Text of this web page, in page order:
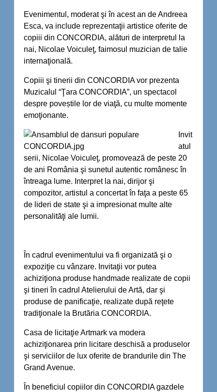
Evenimentul, moderat şi în acest an de Andreea
Esca, va include reprezentaţii artistice oferite de
copiii din CONCORDIA, alături de interpretul la
nai, Nicolae Voiculeţ, faimosul muzician de talie
internaţională.
Copiii şi tinerii din CONCORDIA vor prezenta
Muzicalul “Ţara CONCORDIA”, un spectacol
despre poveștile lor de viaţă, cu multe momente
emoţionante.
Invit
atul
serii, Nicolae Voiculeţ, promovează de peste 20
de ani România şi sunetul autentic românesc în
întreaga lume. Interpret la nai, dirijor şi
compozitor, artistul a concertat în faţa a peste 65
de lideri de state şi a impresionat multe alte
personalităţi ale lumii.
În cadrul evenimentului va fi organizată şi o
expoziţie cu vânzare. Invitaţii vor putea
achiziţiona produse handmade realizate de copii
şi tineri în cadrul Atelierului de Artă, dar şi
produse de panificaţie, realizate după reţete
tradiţionale la Brutăria CONCORDIA.
Casa de licitaţie Artmark va modera
achiziţionarea prin licitare deschisă a produselor
şi serviciilor de lux oferite de brandurile din The
Grand Avenue.
În beneficiul copiilor din CONCORDIA gazdele